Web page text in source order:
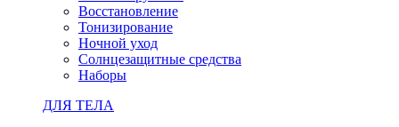
Восстановление
Тонизирование
Ночной уход
Солнцезащитные средства
Наборы
ДЛЯ ТЕЛА